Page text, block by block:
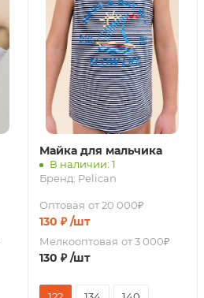
Майка для мальчика
В наличии: 1
Бренд: Pelican
Оптовая от 20 000₽
130 ₽ /шт
Мелкооптовая от 3 000₽
130 ₽ /шт